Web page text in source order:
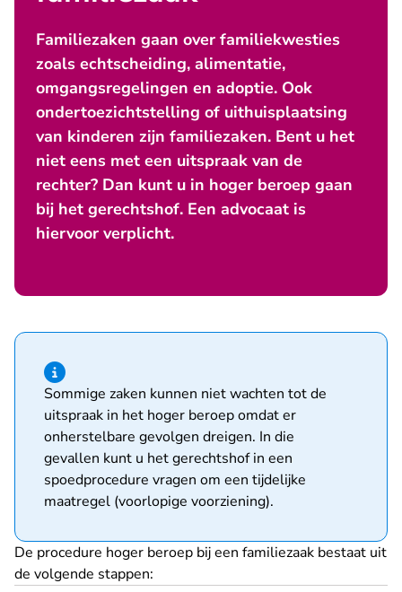
Familiezaken gaan over familiekwesties
zoals echtscheiding, alimentatie,
omgangsregelingen en adoptie. Ook
ondertoezichtstelling of uithuisplaatsing
van kinderen zijn familiezaken. Bent u het
niet eens met een uitspraak van de
rechter? Dan kunt u in hoger beroep gaan
bij het gerechtshof. Een advocaat is
hiervoor verplicht.
Hint van type informatie
Sommige zaken kunnen niet wachten tot de
uitspraak in het hoger beroep omdat er
onherstelbare gevolgen dreigen. In die
gevallen kunt u het gerechtshof in een
spoedprocedure vragen om een tijdelijke
maatregel (voorlopige voorziening).
De procedure hoger beroep bij een familiezaak bestaat uit
de volgende stappen: